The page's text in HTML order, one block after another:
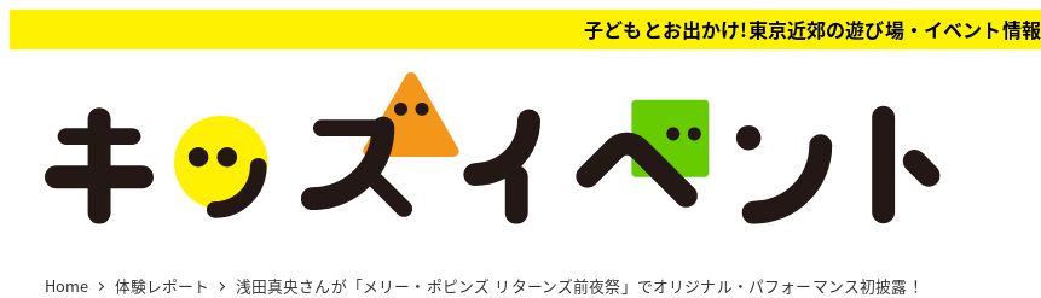
イ
子どもとお出かけ!東京近郊の遊び場・イベント情報
Home 体験レポート 浅田真央さんが「メリー・ポピンズ リターンズ前夜祭」でオリジナル・パフォーマンス初披露！